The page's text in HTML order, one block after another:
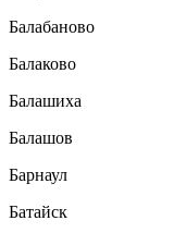
Балабаново
Балаково
Балашиха
Балашов
Барнаул
Батайск